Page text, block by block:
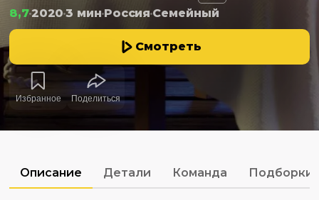
8,720203 мин РоссияСемейный
Смотреть
Избранное Поделиться
Описание Детали Команда Подборки